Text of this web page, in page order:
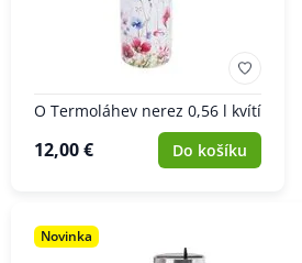
O Termoláhev nerez 0,56 l kvítí
12,00 € Do košíku
Novinka